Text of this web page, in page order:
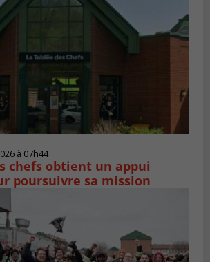
à 07h44
chefs obtient un appui
poursuivre sa mission